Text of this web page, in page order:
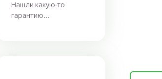
Нашли какую-то
гарантию...